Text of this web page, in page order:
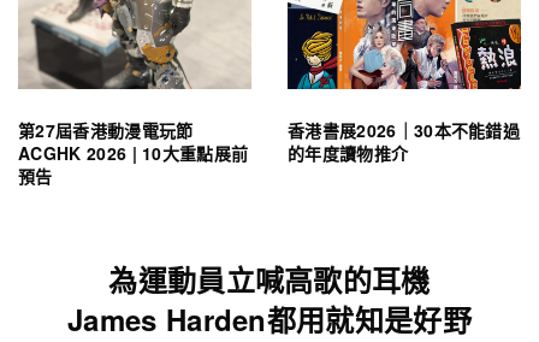
第27屆香港動漫電玩節
ACGHK 2026 | 10大重點展前
預告
香港書展2026｜30本不能錯過
的年度讀物推介
為運動員立喊高歌的耳機
James Harden都用就知是好野